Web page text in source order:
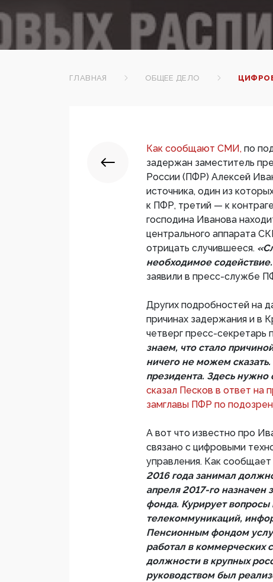
ГЛАВНАЯ ОБЩЕЕ ДЕЛО
Как сообщают СМИ, по
задержан заместитель
России (ПФР) Алексей
источника, один из
к ПФР, третий — к
господина Иванова
центрального аппарата
отрицать случившееся.
необходимое
заявили в пресс-службе
Других подробностей на
причинах задержания и в
четверг пресс-
знаем, что стало
ничего не можем
президента. Здесь нужно
сказал Песков в ответ на
замглавы ПФР по
А вот что известно про
связано с цифровыми
управления. Как
2016 года занимал
апреля 2017-го назначен
фонда. Курирует
телекоммуникаций,
Пенсионным фондом
работал в коммерческих
должности в крупных
руководством был